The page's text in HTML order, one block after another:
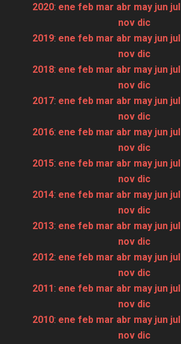
2020: ene feb mar abr may jun jul
nov dic
2019: ene feb mar abr may jun jul
nov dic
2018: ene feb mar abr may jun jul
nov dic
2017: ene feb mar abr may jun jul
nov dic
2016: ene feb mar abr may jun jul
nov dic
2015: ene feb mar abr may jun jul
nov dic
2014: ene feb mar abr may jun jul
nov dic
2013: ene feb mar abr may jun jul
nov dic
2012: ene feb mar abr may jun jul
nov dic
2011: ene feb mar abr may jun jul
nov dic
2010: ene feb mar abr may jun jul
nov dic